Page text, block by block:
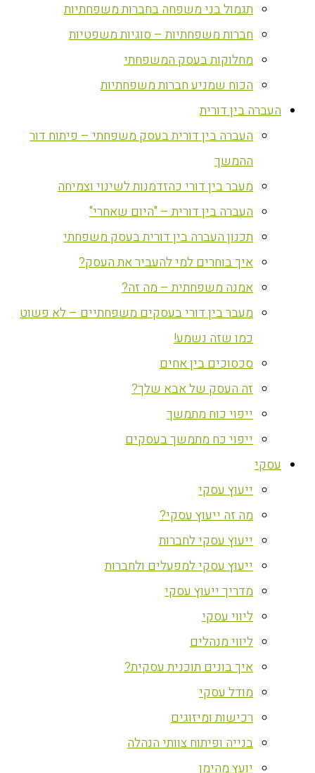
תגמול בני משפחה בחברות משפחתיות
חברות משפחתיות – סוגיות משפטיות
מחלוקות בעסק המשפחתי
הכוח שמניע חברות משפחתיות
העברה בין דורית
העברה בין דורית בעסק משפחתי – פיתוח דור
ההמשך
מעבר בין דורי כהזדמנות לשינוי וצמיחה
העברה בין דורית – "היום שאחרי"
תכנון העברה בין דורית בעסק משפחתי
איך בוחרים למי להעביר את העסק?
אמנה משפחתית – מה זה?
מעבר בין דורי בעסקים משפחתיים – לא פשוט
כמו שזה נשמע!
סכסוכים בין אחים
זה העסק של אבא שלך?
ייפוי כוח מתמשך
ייפוי כח מתמשך בעסקים
עסקי
ייעוץ עסקי
מה זה ייעוץ עסקי?
ייעוץ עסקי לחברות
ייעוץ עסקי למפעלים ולחברות
מדריך ייעוץ עסקי
ליווי עסקי
ליווי מנהלים
איך בונים תוכנית עסקית?
מודל עסקי
רכישות ומיזוגים
בנייה ופיתוח צוותי הנהלה
יועץ מהימן